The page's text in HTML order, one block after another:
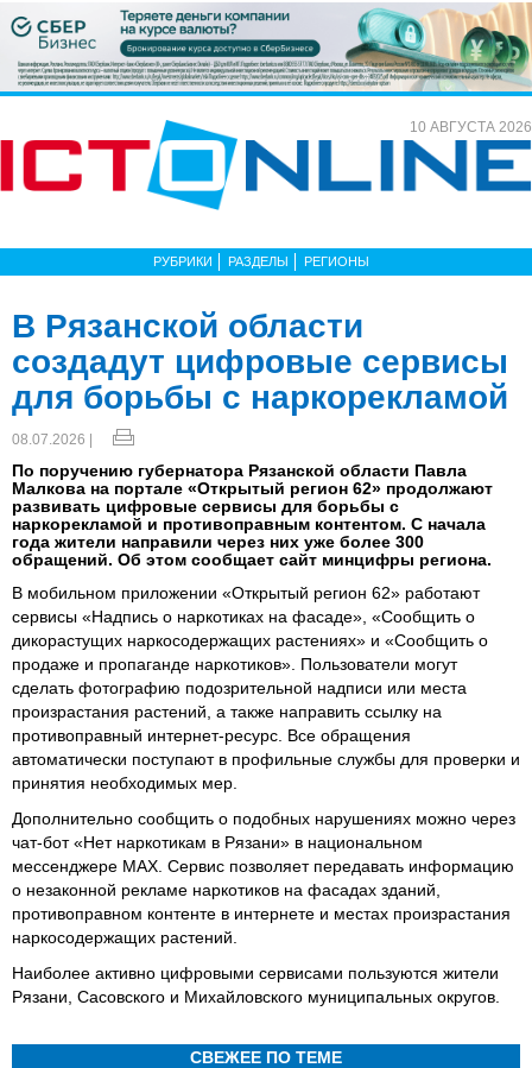
10 АВГУСТА 2026
РУБРИКИ РАЗДЕЛЫ РЕГИОНЫ
В Рязанской области
создадут цифровые сервисы
для борьбы с наркорекламой
08.07.2026 |
По поручению губернатора Рязанской области Павла
Малкова на портале «Открытый регион 62» продолжают
развивать цифровые сервисы для борьбы с
наркорекламой и противоправным контентом. С начала
года жители направили через них уже более 300
обращений. Об этом сообщает сайт минцифры региона.
В мобильном приложении «Открытый регион 62» работают
сервисы «Надпись о наркотиках на фасаде», «Сообщить о
дикорастущих наркосодержащих растениях» и «Сообщить о
продаже и пропаганде наркотиков». Пользователи могут
сделать фотографию подозрительной надписи или места
произрастания растений, а также направить ссылку на
противоправный интернет-ресурс. Все обращения
автоматически поступают в профильные службы для проверки и
принятия необходимых мер.
Дополнительно сообщить о подобных нарушениях можно через
чат-бот «Нет наркотикам в Рязани» в национальном
мессенджере MAX. Сервис позволяет передавать информацию
о незаконной рекламе наркотиков на фасадах зданий,
противоправном контенте в интернете и местах произрастания
наркосодержащих растений.
Наиболее активно цифровыми сервисами пользуются жители
Рязани, Сасовского и Михайловского муниципальных округов.
СВЕЖЕЕ ПО ТЕМЕ